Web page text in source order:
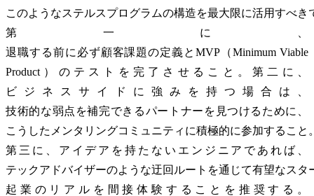
このようなステルスプログラムの構造を最大限に活用すべき
第一に、
退職する前に必ず顧客課題の定義とMVP（Minimum Viable
Product）のテストを完了させること。第二に、
ビジネスサイドに強みを持つ場合は、
技術的な弱点を補完できるパートナーを見つけるために、
こうしたメンタリングコミュニティに積極的に参加すること
第三に、アイデアを持たないエンジニアであれば、
テックアドバイザーのような迂回ルートを通じて有望なスタ
起業のリアルを間接体験することを推奨する。